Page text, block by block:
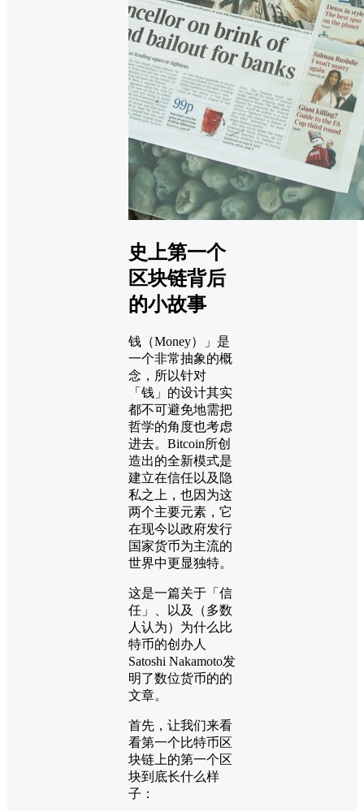
史上第一个
区块链背后
的小故事
钱（Money）」是
一个非常抽象的概
念，所以针对
「钱」的设计其实
都不可避免地需把
哲学的角度也考虑
进去。Bitcoin所创
造出的全新模式是
建立在信任以及隐
私之上，也因为这
两个主要元素，它
在现今以政府发行
国家货币为主流的
世界中更显独特。
这是一篇关于「信
任」、以及（多数
人认为）为什么比
特币的创办人
Satoshi Nakamoto发
明了数位货币的的
文章。
首先，让我们来看
看第一个比特币区
块链上的第一个区
块到底长什么样
子：